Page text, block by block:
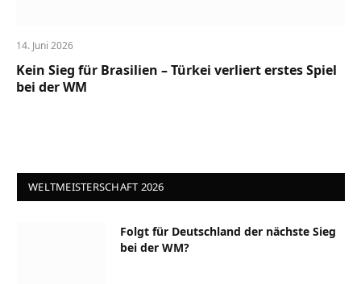
14. Juni 2026
Kein Sieg für Brasilien – Türkei verliert erstes Spiel
bei der WM
WELTMEISTERSCHAFT 2026
Folgt für Deutschland der nächste Sieg
bei der WM?